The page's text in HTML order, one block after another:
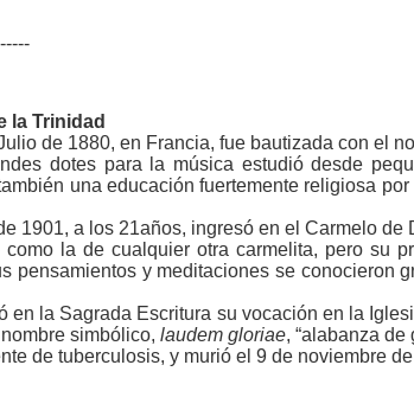
la Trinidad
de 1880, en Francia, fue bautizada con el
dotes para la música estudió desde
una educación fuertemente religiosa
1901, a los 21años, ingresó en el Carmelo
la de cualquier otra carmelita, pero su
pensamientos y meditaciones se conocieron
en la Sagrada Escritura su vocación en la
simbólico, laudem gloriae, “alabanza de
de tuberculosis, y murió el 9 de noviembre